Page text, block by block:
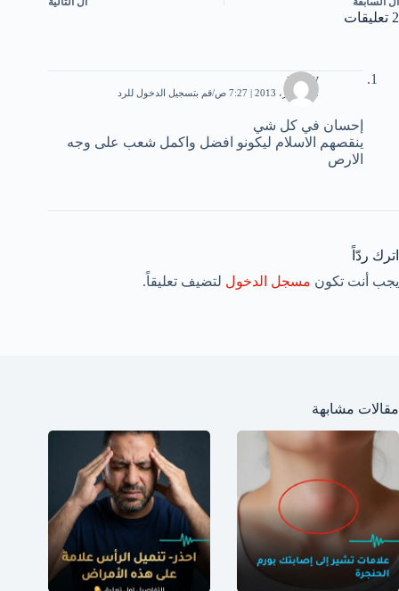
2 تعليقات
mony
12 أكتوبر، 2013 | 7:27 ص قم بتسجيل الدخول للرد
إحسان في كل شي
ينقصهم الاسلام ليكونو افضل واكمل شعب على وجه
الارص
اترك ردّاً
يجب أنت تكون مسجل الدخول لتضيف تعليقاً.
مقالات مشابهة